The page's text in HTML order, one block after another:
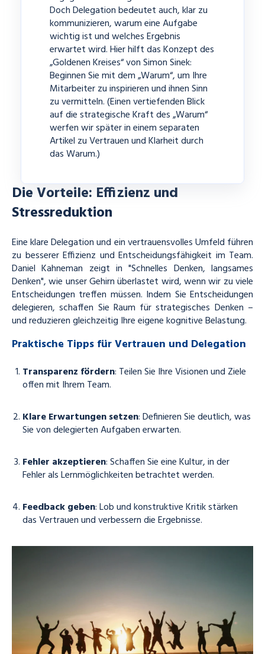
Doch Delegation bedeutet auch, klar zu
kommunizieren, warum eine Aufgabe
wichtig ist und welches Ergebnis
erwartet wird. Hier hilft das Konzept des
„Goldenen Kreises“ von Simon Sinek:
Beginnen Sie mit dem „Warum“, um Ihre
Mitarbeiter zu inspirieren und ihnen Sinn
zu vermitteln. (Einen vertiefenden Blick
auf die strategische Kraft des „Warum“
werfen wir später in einem separaten
Artikel zu Vertrauen und Klarheit durch
das Warum.)
Die Vorteile: Effizienz und
Stressreduktion
Eine klare Delegation und ein vertrauensvolles Umfeld führen
zu besserer Effizienz und Entscheidungsfähigkeit im Team.
Daniel Kahneman zeigt in "Schnelles Denken, langsames
Denken", wie unser Gehirn überlastet wird, wenn wir zu viele
Entscheidungen treffen müssen. Indem Sie Entscheidungen
delegieren, schaffen Sie Raum für strategisches Denken –
und reduzieren gleichzeitig Ihre eigene kognitive Belastung.
Praktische Tipps für Vertrauen und Delegation
Transparenz fördern: Teilen Sie Ihre Visionen und Ziele
offen mit Ihrem Team.
Klare Erwartungen setzen: Definieren Sie deutlich, was
Sie von delegierten Aufgaben erwarten.
Fehler akzeptieren: Schaffen Sie eine Kultur, in der
Fehler als Lernmöglichkeiten betrachtet werden.
Feedback geben: Lob und konstruktive Kritik stärken
das Vertrauen und verbessern die Ergebnisse.